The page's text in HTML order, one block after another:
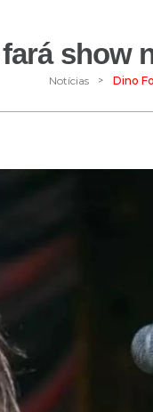
show
Notícias > Dino